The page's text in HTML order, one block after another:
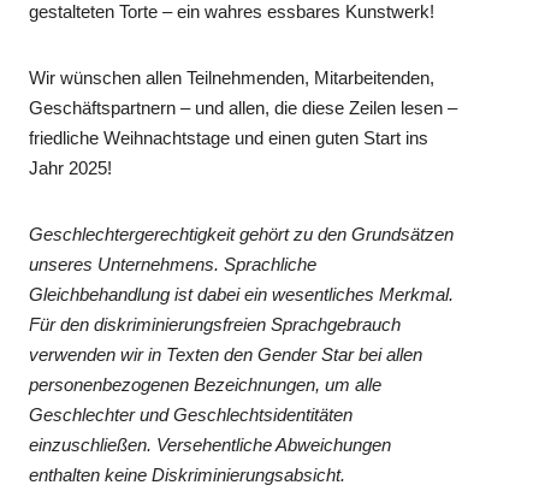
gestalteten Torte – ein wahres essbares Kunstwerk!
Wir wünschen allen Teilnehmenden, Mitarbeitenden,
Geschäftspartnern – und allen, die diese Zeilen lesen –
friedliche Weihnachtstage und einen guten Start ins
Jahr 2025!
Geschlechtergerechtigkeit gehört zu den Grundsätzen
unseres Unternehmens. Sprachliche
Gleichbehandlung ist dabei ein wesentliches Merkmal.
Für den diskriminierungsfreien Sprachgebrauch
verwenden wir in Texten den Gender Star bei allen
personenbezogenen Bezeichnungen, um alle
Geschlechter und Geschlechtsidentitäten
einzuschließen. Versehentliche Abweichungen
enthalten keine Diskriminierungsabsicht.